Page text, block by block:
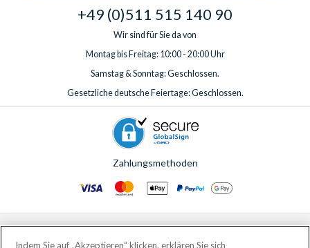
+49 (0)511 515 140 90
Wir sind für Sie da von
Montag bis Freitag: 10:00 - 20:00 Uhr
Samstag & Sonntag: Geschlossen.
Gesetzliche deutsche Feiertage: Geschlossen.
Zahlungsmethoden
© AttractionTickets.com 2002 - 2026
Eingetragener Firmensitz: 2nd Floor Nucleus House, 2 Lower Mortlake Road,
Indem Sie auf „Akzeptieren“ klicken, erklären Sie sich